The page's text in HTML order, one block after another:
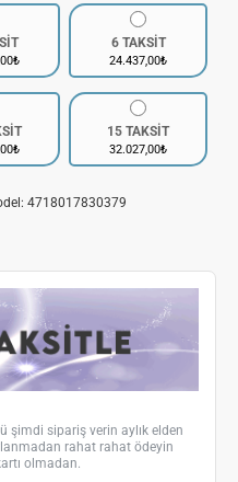
6 TAKSİT
24.437,00₺
15 TAKSİT
32.027,00₺
4718017830379
şimdi sipariş verin aylık elden
rahat rahat ödeyin
olmadan.